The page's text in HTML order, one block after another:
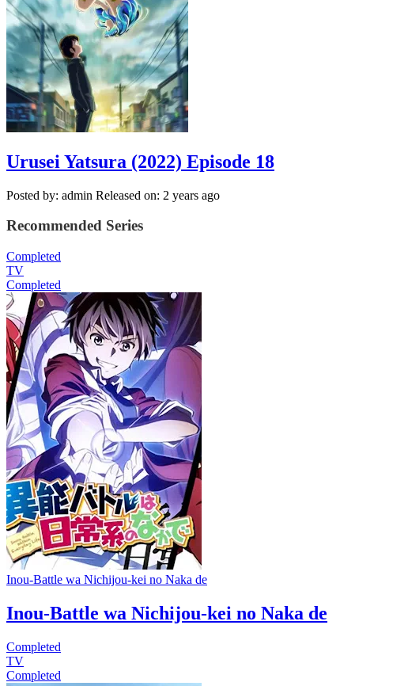
Urusei Yatsura (2022) Episode 18
Posted by: admin Released on: 2 years ago
Recommended Series
Completed
TV
Completed
Inou-Battle wa Nichijou-kei no Naka de
Inou-Battle wa Nichijou-kei no Naka de
Completed
TV
Completed